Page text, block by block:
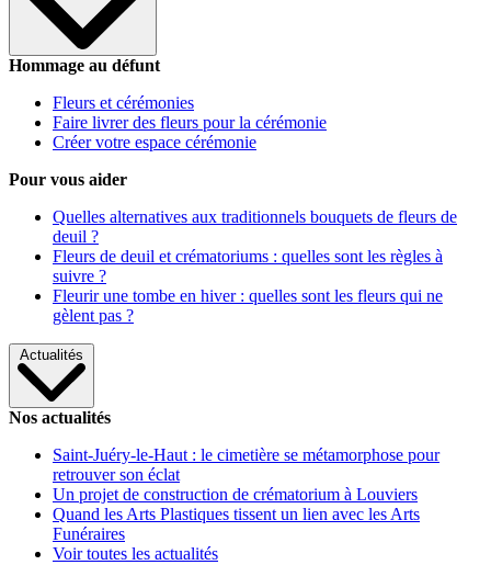
Hommage au défunt
Fleurs et cérémonies
Faire livrer des fleurs pour la cérémonie
Créer votre espace cérémonie
Pour vous aider
Quelles alternatives aux traditionnels bouquets de fleurs de
deuil ?
Fleurs de deuil et crématoriums : quelles sont les règles à
suivre ?
Fleurir une tombe en hiver : quelles sont les fleurs qui ne
gèlent pas ?
Actualités
Nos actualités
Saint-Juéry-le-Haut : le cimetière se métamorphose pour
retrouver son éclat
Un projet de construction de crématorium à Louviers
Quand les Arts Plastiques tissent un lien avec les Arts
Funéraires
Voir toutes les actualités